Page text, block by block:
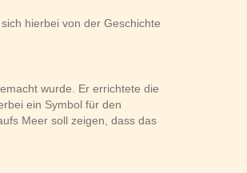
hierbei von der Geschichte
wurde. Er errichtete die
ein Symbol für den
Meer soll zeigen, dass das